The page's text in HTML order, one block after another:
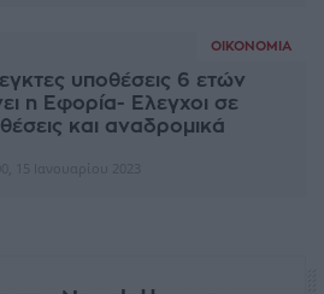
ΟΙΚΟΝΟΜΊΑ
υποθέσεις 6 ετών
η Εφορία- Ελεγχοι σε
και αναδρομικά